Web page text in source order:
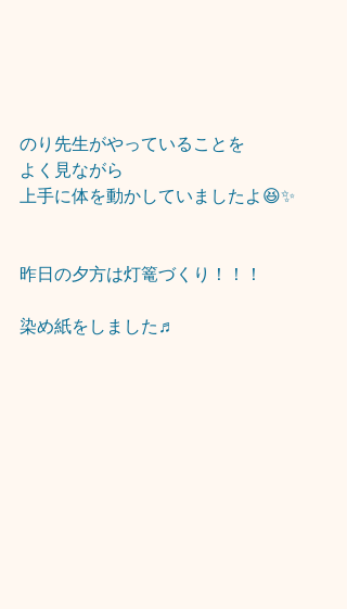
のり先生がやっていることを
よく見ながら
上手に体を動かしていましたよ😆✨
昨日の夕方は灯篭づくり！！！
染め紙をしました♬